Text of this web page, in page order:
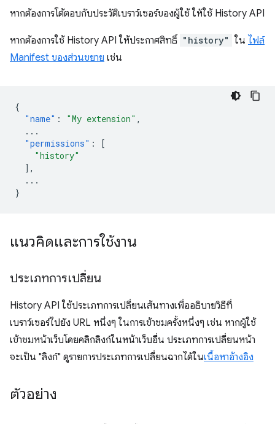
หากต้องการโต้ตอบกับประวัติเบราว์เซอร์ของผู้ใช้ ให้ใช้ History API
หากต้องการใช้ History API ให้ประกาศสิทธิ์ "history" ใน ไฟล์
Manifest ของส่วนขยาย เช่น
{
"name" : "My extension" ,
...
"permissions" :
[
"history"
],
...
}
แนวคิดและการใช้งาน
ประเภทการเปลี่ยน
History API ใช้ประเภทการเปลี่ยนเส้นทางเพื่ออธิบายวิธีที่
เบราว์เซอร์ไปยัง URL หนึ่งๆ ในการเข้าชมครั้งหนึ่งๆ เช่น หากผู้ใช้
เข้าชมหน้าเว็บโดยคลิกลิงก์ในหน้าเว็บอื่น ประเภทการเปลี่ยนหน้า
จะเป็น "ลิงก์" ดูรายการประเภทการเปลี่ยนฉากได้ในเนื้อหาอ้างอิง
ตัวอย่าง